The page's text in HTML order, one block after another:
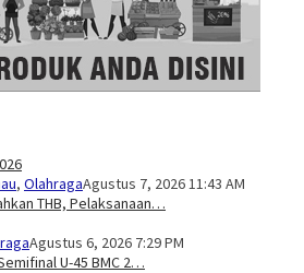
, OlahragaAgustus 7, 2026 11:43 AM
THB, Pelaksanaan…
Agustus 6, 2026 7:29 PM
U-45 BMC 2…